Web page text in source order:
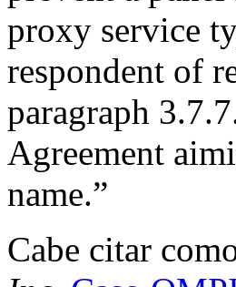
proxy service
respondent of
paragraph
Agreement
name.”
Cabe citar